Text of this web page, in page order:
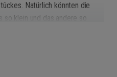
Natürlich könnten die
klein und das andere so
Durch ihre
sich die Musik durch viele
und mindestens die